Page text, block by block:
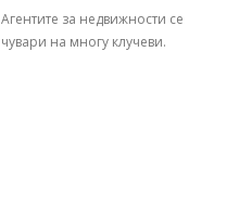
Агентите за недвижности се
чувари на многу клучеви.